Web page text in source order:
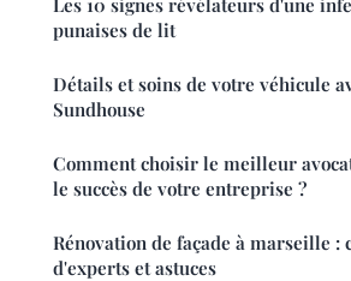
punaises de lit
Détails et soins de votre véhicule
Sundhouse
Comment choisir le meilleur
le succès de votre entreprise ?
Rénovation de façade à marseille :
d'experts et astuces